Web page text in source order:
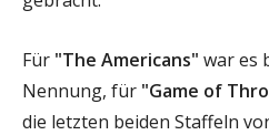
Für "The Americans" war es
Nennung, für "Game of
die letzten beiden Staffeln